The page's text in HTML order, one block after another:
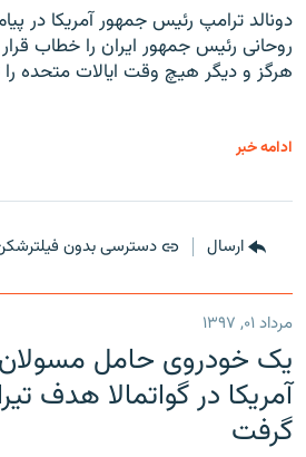
دونالد ترامپ رئیس جمهور آمریکا در
روحانی رئیس جمهور ایران را خطاب
هرگز و دیگر هیچ وقت ایالات متحده را
ادامه خبر
ارسال دسترسی بدون
مرداد ۰۱, ۱۳۹۷
یک خودروی حامل
آمریکا در گواتمالا هدف
گرفت